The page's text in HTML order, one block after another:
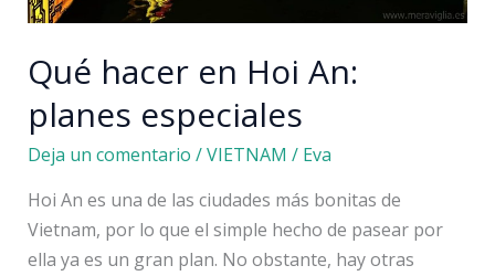
Qué hacer en Hoi An:
planes especiales
Deja un comentario /VIETNAM / Eva
Hoi An es una de las ciudades más bonitas de
Vietnam, por lo que el simple hecho de pasear por
ella ya es un gran plan. No obstante, hay otras